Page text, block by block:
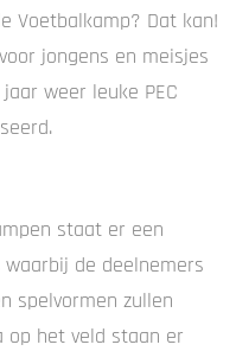
Voetbalkamp? Dat kan!
jongens en meisjes
weer leuke PEC
staat er een
de deelnemers
spelvormen zullen
op het veld staan er